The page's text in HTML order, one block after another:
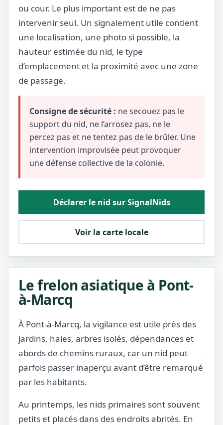
ou cour. Le plus important est de ne pas
intervenir seul. Un signalement utile contient
une localisation, une photo si possible, la
hauteur estimée du nid, le type
d’emplacement et la proximité avec une zone
de passage.
Consigne de sécurité : ne secouez pas le
support du nid, ne l’arrosez pas, ne le
percez pas et ne tentez pas de le brûler. Une
intervention improvisée peut provoquer
une défense collective de la colonie.
Déclarer le nid sur SignalNids
Voir la carte locale
Le frelon asiatique à Pont-
à-Marcq
À Pont-à-Marcq, la vigilance est utile près des
jardins, haies, arbres isolés, dépendances et
abords de chemins ruraux, car un nid peut
parfois passer inaperçu avant d’être remarqué
par les habitants.
Au printemps, les nids primaires sont souvent
petits et placés dans des endroits abrités. En